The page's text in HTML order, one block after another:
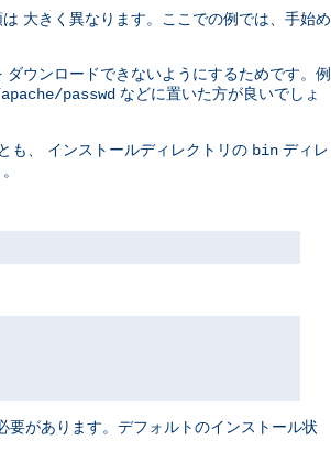
大きく異なります。ここでの例では、手始め
ウンロードできないようにするためです。例
passwd などに置いた方が良いでしょ
も、 インストールディレクトリの bin ディレ
があります。デフォルトのインストール状